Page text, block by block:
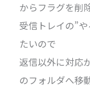
からフラグを削
受信トレイの”
たいので
返信以外に対応
のフォルダへ移